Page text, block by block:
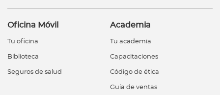
Oficina Móvil
Tu oficina
Biblioteca
Seguros de salud
Academia
Tu academia
Capacitaciones
Código de ética
Guía de ventas